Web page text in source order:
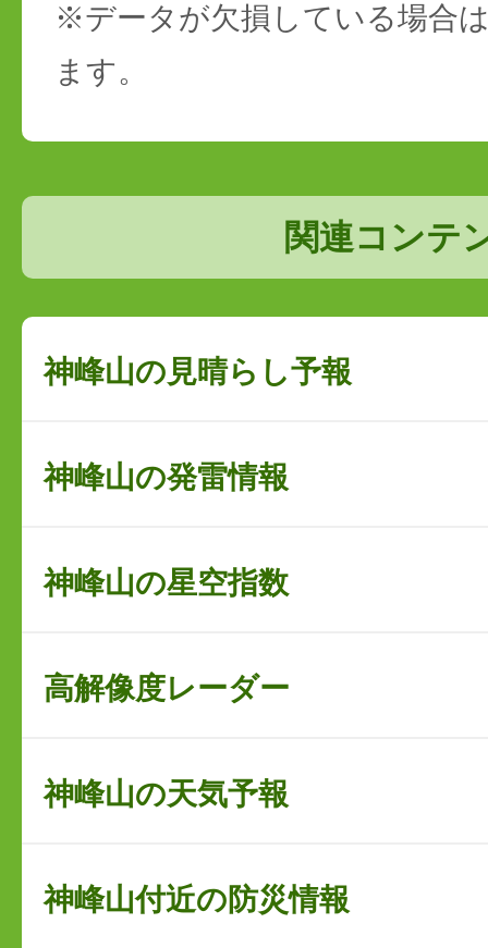
※データが欠損している場合
ます。
関連コンテ
神峰山の見晴らし予報
神峰山の発雷情報
神峰山の星空指数
高解像度レーダー
神峰山の天気予報
神峰山付近の防災情報